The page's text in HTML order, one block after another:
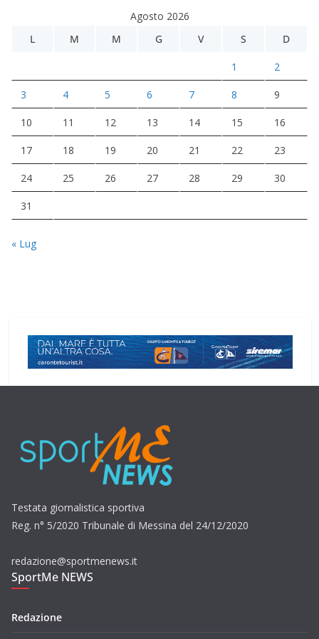
Agosto 2026
L
M M G V S D
1 2
3 4 5 6 7 8 9
10 11 12 13 14 15 16
17 18 19 20 21 22 23
24 25 26 27 28 29 30
31
« Lug
Testata giornalistica sportiva
Reg. n° 5/2020 Tribunale di Messina del 24/12/2020
redazione@sportmenews.it
SportMe NEWS
Redazione